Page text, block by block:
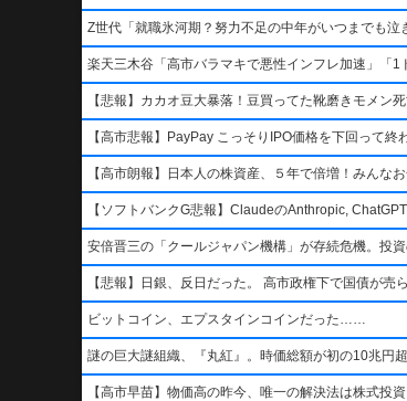
Z世代「就職氷河期？努力不足の中年がいつまでも
楽天三木谷「高市バラマキで悪性インフレ加速」「
【悲報】カカオ豆大暴落！豆買ってた靴磨きモメ
【高市悲報】PayPay こっそりIPO価格を下回って終
【高市朗報】日本人の株資産、５年で倍増！みんな
【ソフトバンクG悲報】ClaudeのAnthropic,
安倍晋三の「クールジャパン機構」が存続危機。投
【悲報】日銀、反日だった。 高市政権下で国債が売
ビットコイン、エプスタインコインだった……
謎の巨大謎組織、『丸紅』。時価総額が初の10兆
【高市早苗】物価高の昨今、唯一の解決法は株式投